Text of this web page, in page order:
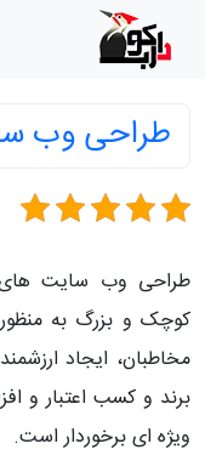
طراحی وب
طراحی وب سایت های
کوچک و بزرگ به
مخاطبان، ایجاد
برند و کسب اعتبار و
ویژه ای برخوردار است.